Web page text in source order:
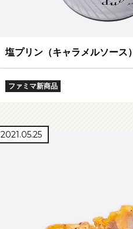
塩プリン（キャラメルソース）
ファミマ新商品
2021.05.25